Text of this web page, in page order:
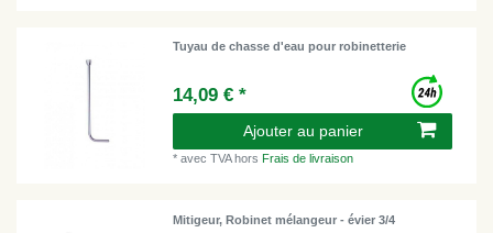
Tuyau de chasse d'eau pour robinetterie
14,09 € *
Ajouter au panier
*avec TVAhorsFrais de livraison
Mitigeur, Robinet mélangeur - évier 3/4